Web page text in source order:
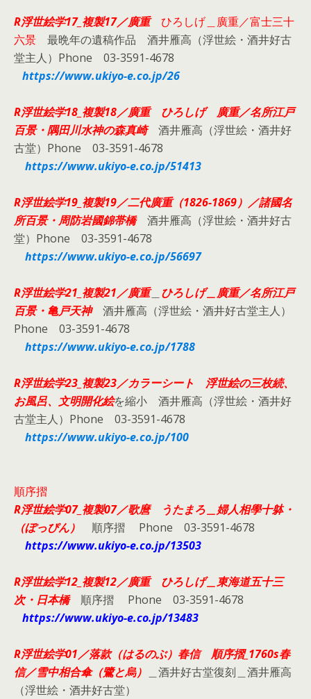
R浮世絵学17_複製17／廣重
ひろしげ＿廣重／富士三十
六景 最晩年の遺稿作品 酒井雁高（浮世絵・酒井好古
堂主人）Phone 03-3591-4678
https://www.ukiyo-e.co.jp/26
R浮世絵学18_複製18／廣重
ひろしげ 廣重／名所江戸
百景・隅田川水神の森真崎酒井雁高（浮世絵・酒井好
古堂）Phone 03-3591-4678
https://www.ukiyo-e.co.jp/51413
R浮世絵学19_複製19／二代廣重（1826-1869）／諸國名
所百景・周防岩國錦帯橋酒井雁高（浮世絵・酒井好古
堂）Phone 03-3591-4678
https://www.ukiyo-e.co.jp/56697
R浮世絵学21_複製21／廣重＿ ひろしげ＿廣重／名所江戸
百景・亀戸天神酒井雁高（浮世絵・酒井好古堂主人）
Phone 03-3591-4678
https://www.ukiyo-e.co.jp/1788
R浮世絵学23_複製23／カラーシート 浮世絵の三枚続、
お風呂、文明開化絵を縮小 酒井雁高（浮世絵・酒井好
古堂主人）Phone 03-3591-4678
https://www.ukiyo-e.co.jp/100
順序摺
R浮世絵学07_複製07／歌麿 うたまろ＿婦人相學十躰・
（ぽっぴん）
順序摺 Phone 03-3591-4678
https://www.ukiyo-e.co.jp/13503
R浮世絵学12_複製12／廣重 ひろしげ＿東海道五十三
次・日本橋順序摺 Phone 03-3591-4678
https://www.ukiyo-e.co.jp/13483
R浮世絵学01／落款（はるのぶ） 春信 順序摺_1760s春
信／雪中相合傘（鷺と烏）
＿酒井好古堂復刻＿酒井雁高
（浮世絵・酒井好古堂）